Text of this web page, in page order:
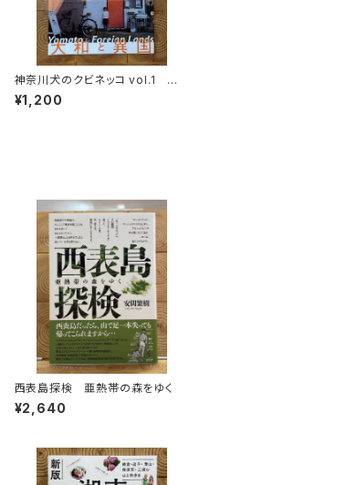
神奈川犬のクビネッコ vol.1 特
集：大和と異国
¥1,200
西表島探検 亜熱帯の森をゆく
¥2,640